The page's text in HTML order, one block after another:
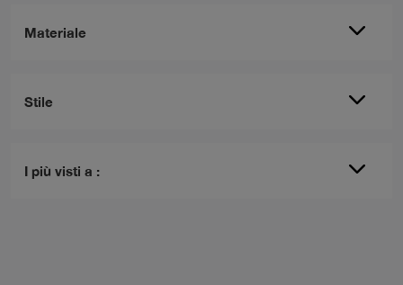
Materiale
Stile
I più visti a :